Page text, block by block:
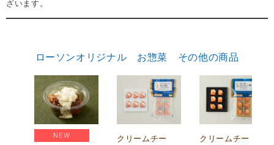
ざいます。
ローソンオリジナル お惣菜 その他の商品
NEW
クリームチー
クリームチー